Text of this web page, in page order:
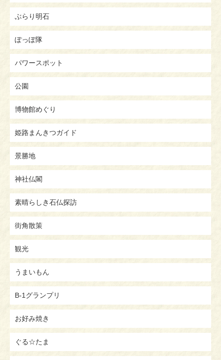
ぶらり明石
ぽっぽ隊
パワースポット
公園
博物館めぐり
姫路まんきつガイド
景勝地
神社仏閣
素晴らしき石仏探訪
街角散策
観光
うまいもん
B-1グランプリ
お好み焼き
ぐる☆たま